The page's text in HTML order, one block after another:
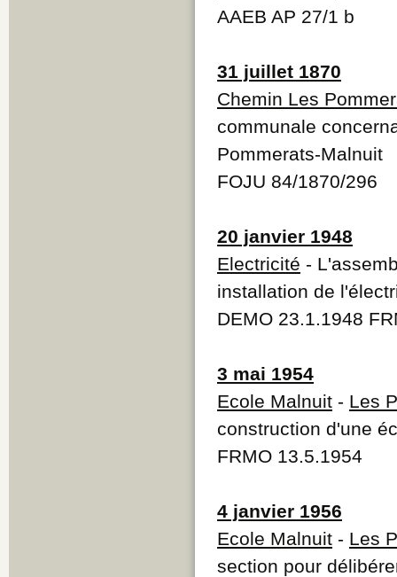
AAEB AP 27/1 b
31 juillet 1870
Chemin Les
communale
Pommerats-Malnuit
FOJU 84/1870/296
20 janvier 1948
Electricité -
installation de
DEMO 23.1.1948
3 mai 1954
Ecole Malnuit - Les
construction d'une
FRMO 13.5.1954
4 janvier 1956
Ecole Malnuit - Les
section pour